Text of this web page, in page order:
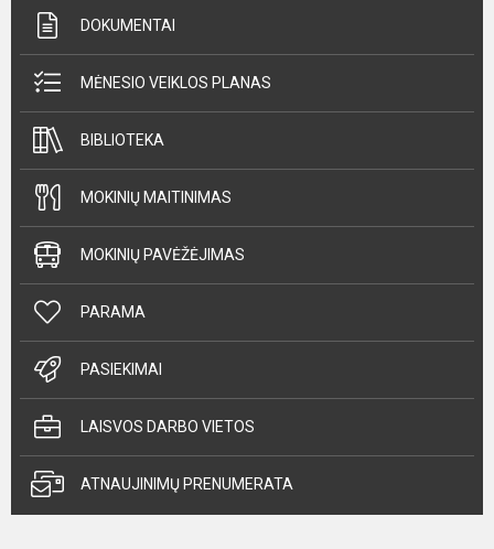
DOKUMENTAI
MĖNESIO VEIKLOS PLANAS
BIBLIOTEKA
MOKINIŲ MAITINIMAS
MOKINIŲ PAVĖŽĖJIMAS
PARAMA
PASIEKIMAI
LAISVOS DARBO VIETOS
ATNAUJINIMŲ PRENUMERATA